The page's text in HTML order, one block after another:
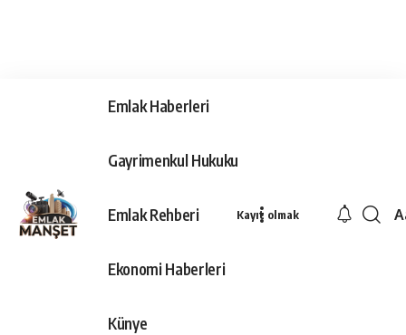
Emlak Haberleri
Gayrimenkul Hukuku
Emlak Rehberi
Ekonomi Haberleri
Künye
Kayıt olmak